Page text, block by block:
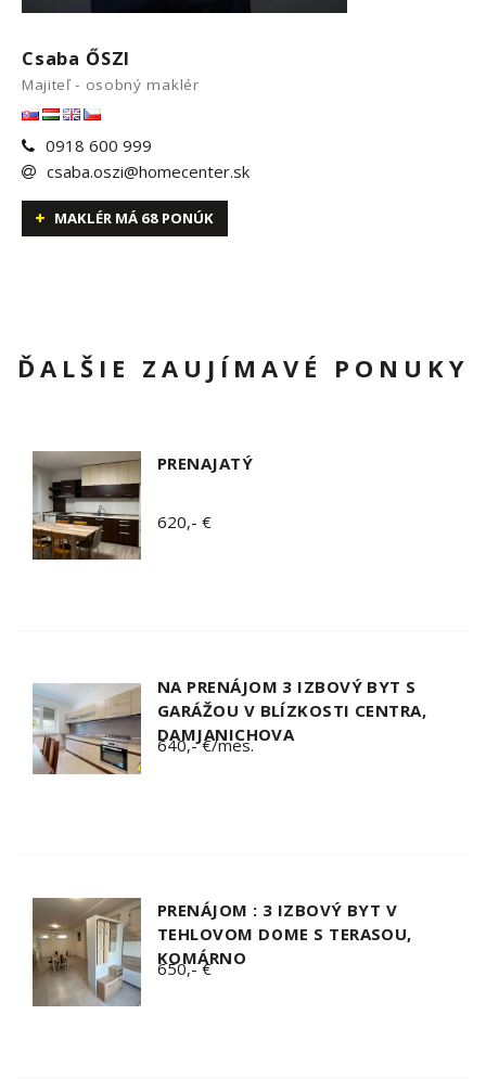
Csaba ŐSZI
Majiteľ - osobný maklér
0918 600 999
csaba.oszi@homecenter.sk
MAKLÉR MÁ 68 PONÚK
ĎALŠIE ZAUJÍMAVÉ PONUKY
PRENAJATÝ
620,- €
NA PRENÁJOM 3 IZBOVÝ BYT S
GARÁŽOU V BLÍZKOSTI CENTRA,
DAMJANICHOVA
640,- €/mes.
PRENÁJOM : 3 IZBOVÝ BYT V
TEHLOVOM DOME S TERASOU,
KOMÁRNO
650,- €